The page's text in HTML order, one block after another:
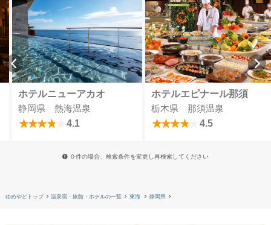
ホテルニューアカオ
静岡県 熱海温泉
4.1
ホテルエピナール那須
栃木県 那須温泉
4.5
０件の場合、検索条件を変更し再検索してください
ゆめやどトップ 温泉宿・旅館・ホテルの一覧 東海 静岡県